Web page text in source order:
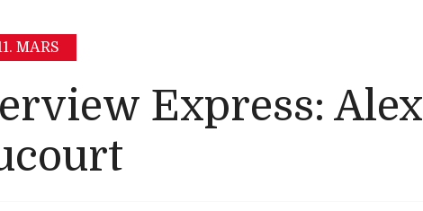
MARS
Express: Alex